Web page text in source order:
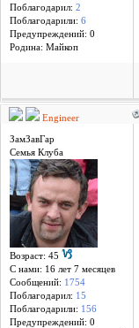
Поблагодарил: 2
Поблагодарили: 6
Предупреждений: 0
Родина: Майкоп
Engineer
ЗамЗавГар
Семья Клуба
Возраст: 45
С нами: 16 лет 7 месяцев
Сообщений: 1754
Поблагодарил: 15
Поблагодарили: 156
Предупреждений: 0